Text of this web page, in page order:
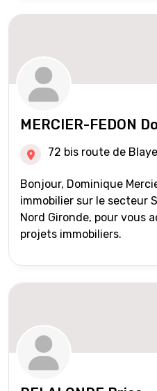
MERCIER-FEDON
72 bis route de Blaye
Bonjour, Dominique
immobilier sur le secteur
Nord Gironde, pour vous
projets immobiliers.